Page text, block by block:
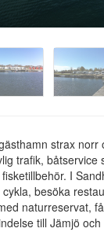
strax norr
trafik, båtservice
I
besöka
naturreservat,
till Jämjö